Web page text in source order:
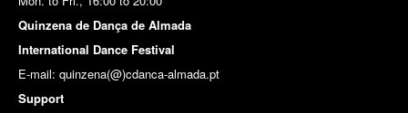
Quinzena de Dança de Almada
International Dance Festival
E-mail: quinzena(@)cdanca-almada.pt
Support